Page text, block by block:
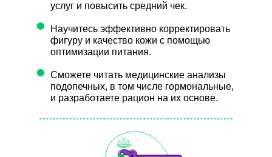
услуг и повысить средний чек.
Научитесь эффективно корректировать
фигуру и качество кожи с помощью
оптимизации питания.
Сможете читать медицинские анализы
подопечных, в том числе гормональные,
и разработаете рацион на их основе.
•
•